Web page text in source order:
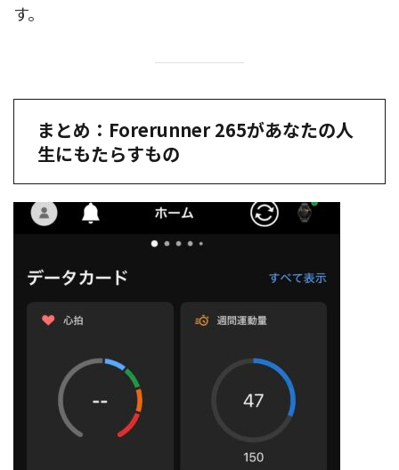
す。
まとめ：Forerunner 265があなたの人
生にもたらすもの